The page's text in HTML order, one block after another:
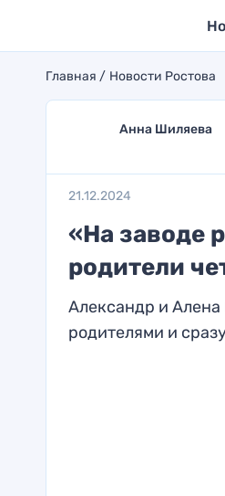
Главная Новости Ростова
Анна Шиляева
21.12.2024
«На заводе
родители
Александр и Алена
родителями и